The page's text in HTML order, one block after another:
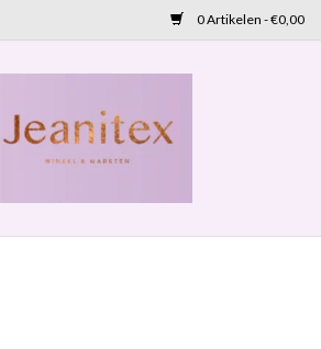
0 Artikelen - €0,00